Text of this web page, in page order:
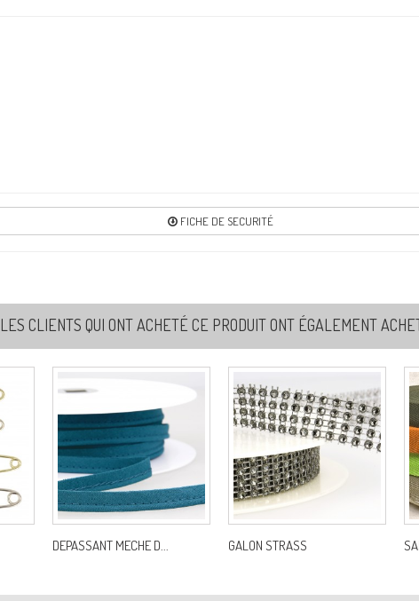
FICHE DE SECURITÉ
LES CLIENTS QUI ONT ACHETÉ CE PRODUIT ONT ÉGALEMENT
DEPASSANT MECHE D... GALON STRASS